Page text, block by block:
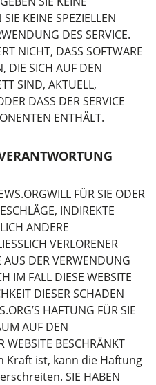
KEINE SPEZIELLEN
DES SERVICE.
NICHT, DASS SOFTWARE
DIE SICH AUF DEN
SIND, AKTUELL,
DASS DER SERVICE
ENTHÄLT.
FÜR SIE ODER
INDIREKTE
ANDERE
VERLORENER
DER VERWENDUNG
IM FALL DIESE WEBSITE
DIESER SCHADEN
HAFTUNG FÜR SIE
AUF DEN
WEBSITE BESCHRÄNKT
Kraft ist, kann die Haftung
SIE HABEN